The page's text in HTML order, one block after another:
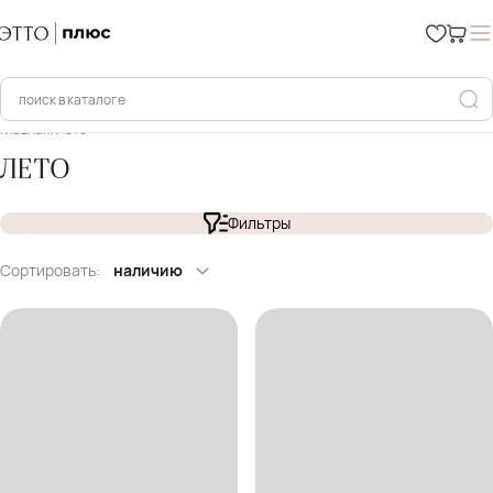
Главная Лето
ЛЕТО
Фильтры
Сортировать: наличию